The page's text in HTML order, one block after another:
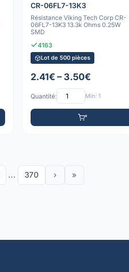
CR-06FL7-13K3
Résistance Viking Tech Corp CR-
06FL7-13K3 13.3k Ohms 0.25W
SMD
4163
Lot de 500 pièces
2.41€ – 3.50€
Quantité: Min: 1
... 370 › »